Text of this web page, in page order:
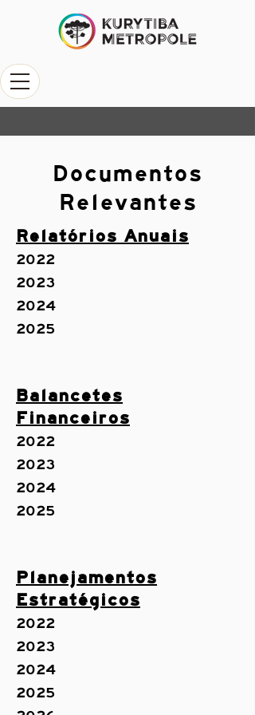
Documentos
Relevantes
Relatórios Anuais
2022
2023
2024
2025
Balancetes
Financeiros
2022
2023
2024
2025
Planejamentos
Estratégicos
2022
2023
2024
2025